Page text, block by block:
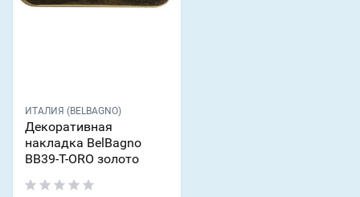
ИТАЛИЯ (BELBAGNO)
Декоративная
накладка BelBagno
BB39-T-ORO золото